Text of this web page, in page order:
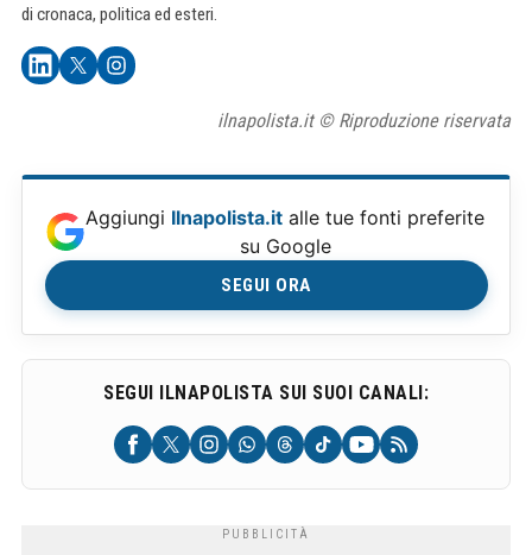
di cronaca, politica ed esteri.
ilnapolista.it © Riproduzione riservata
Aggiungi Ilnapolista.it alle tue fonti preferite
su Google
SEGUI ORA
SEGUI ILNAPOLISTA SUI SUOI CANALI: